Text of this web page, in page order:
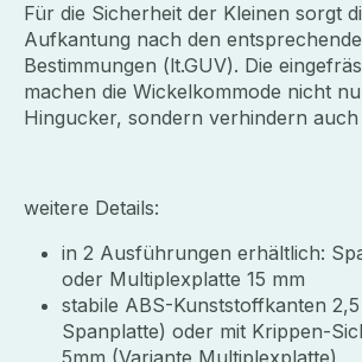
Für die Sicherheit der Kleinen sorgt
Aufkantung nach den
Bestimmungen (lt.GUV). Die
machen die Wickelkommode nicht
Hingucker, sondern verhindern
weitere Details:
in 2 Ausführungen erhältlich:
oder Multiplexplatte 15 mm
stabile ABS-Kunststoffkanten
Spanplatte) oder mit Krippen-